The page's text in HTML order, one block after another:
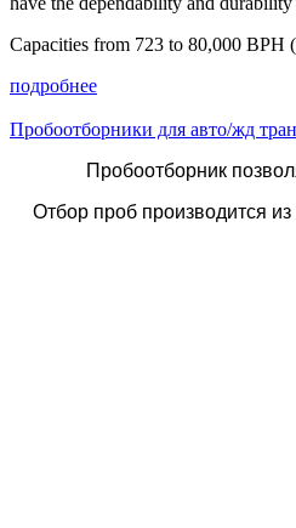
Capacities from 723 to 80,000 BPH
подробнее
Пробоотборники для авто/жд
Пробоотборник
Отбор проб производится